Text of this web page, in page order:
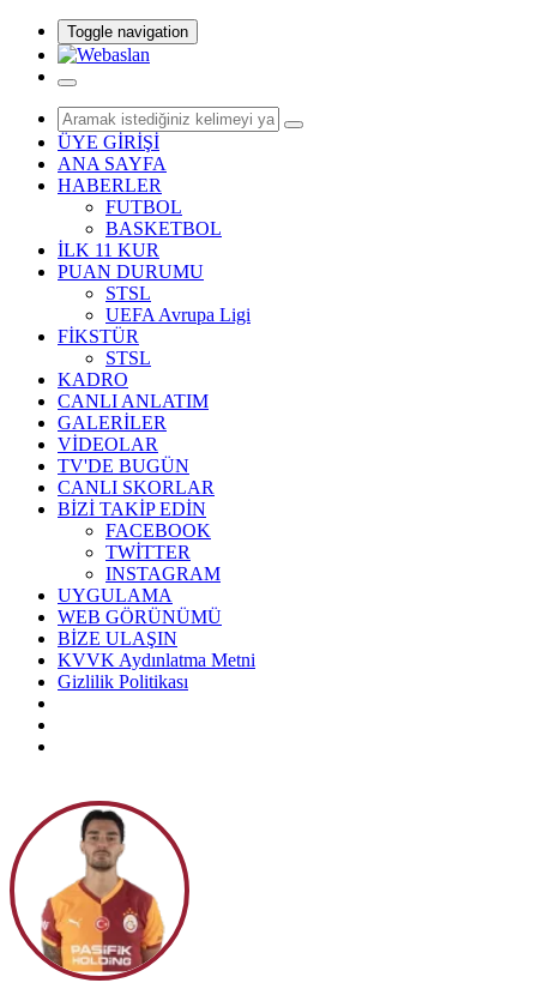
Toggle navigation
ÜYE GİRİŞİ
ANA SAYFA
HABERLER
FUTBOL
BASKETBOL
İLK 11 KUR
PUAN DURUMU
STSL
UEFA Avrupa Ligi
FİKSTÜR
STSL
KADRO
CANLI ANLATIM
GALERİLER
VİDEOLAR
TV'DE BUGÜN
CANLI SKORLAR
BİZİ TAKİP EDİN
FACEBOOK
TWİTTER
INSTAGRAM
UYGULAMA
WEB GÖRÜNÜMÜ
BİZE ULAŞIN
KVVK Aydınlatma Metni
Gizlilik Politikası